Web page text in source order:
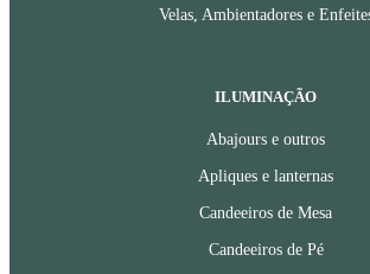
Velas, Ambientadores e
ILUMINAÇÃO
Abajours e outros
Apliques e lanternas
Candeeiros de Mesa
Candeeiros de Pé